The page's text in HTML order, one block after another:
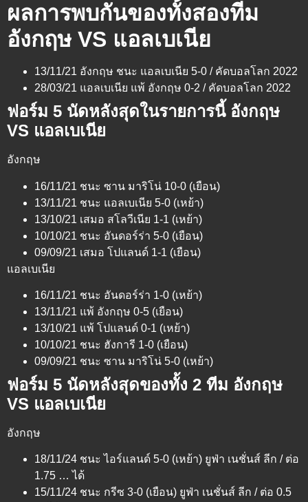
ผลการพบกันของทั้งสองทีม
อังกฤษ VS แอลเบเนีย
13/11/21 อังกฤษ ชนะ แอลเบเนีย 5-0 / คัดบอลโลก 2022
28/03/21 แอลเบเนีย แพ้ อังกฤษ 0-2 / คัดบอลโลก 2022
ฟอร์ม 5 นัดหลังสุดในรายการนี้ อังกฤษ
VS แอลเบเนีย
อังกฤษ
16/11/21 ชนะ ซาน มาริโน่ 10-0 (เยือน)
13/11/21 ชนะ แอลเบเนีย 5-0 (เหย้า)
13/10/21 เสมอ สโลวีเนีย 1-1 (เหย้า)
10/10/21 ชนะ อันดอร์ร่า 5-0 (เยือน)
09/09/21 เสมอ โปแลนด์ 1-1 (เยือน)
แอลเบเนีย
16/11/21 ชนะ อันดอร์ร่า 1-0 (เหย้า)
13/11/21 แพ้ อังกฤษ 0-5 (เยือน)
13/10/21 แพ้ โปแลนด์ 0-1 (เหย้า)
10/10/21 ชนะ ฮังการี 1-0 (เยือน)
09/09/21 ชนะ ซาน มาริโน่ 5-0 (เหย้า)
ฟอร์ม 5 นัดหลังสุดของทั้ง 2 ทีม อังกฤษ
VS แอลเบเนีย
อังกฤษ
18/11/24 ชนะ ไอร์แลนด์ 5-0 (เหย้า) ยูฟ่า เนชั่นส์ ลีก / ต่อ
1.75 … ได้
15/11/24 ชนะ กรีซ 3-0 (เยือน) ยูฟ่า เนชั่นส์ ลีก / ต่อ 0.5